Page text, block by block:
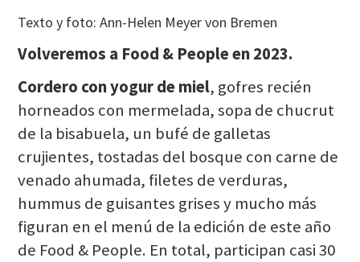
Texto y foto: Ann-Helen Meyer von Bremen
Volveremos a Food & People en 2023.
Cordero con yogur de miel, gofres recién
horneados con mermelada, sopa de chucrut
de la bisabuela, un bufé de galletas
crujientes, tostadas del bosque con carne de
venado ahumada, filetes de verduras,
hummus de guisantes grises y mucho más
figuran en el menú de la edición de este año
de Food & People. En total, participan casi 30